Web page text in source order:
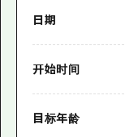
日期
开始时间
目标年龄